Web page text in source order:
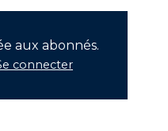
aux abonnés.
connecter